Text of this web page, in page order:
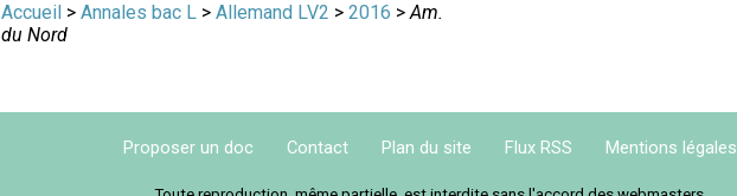
Accueil > Annales bac L > Allemand LV2 > 2016 >Am.
du Nord
Proposer un doc Contact Plan du site Flux RSS Mentions légales